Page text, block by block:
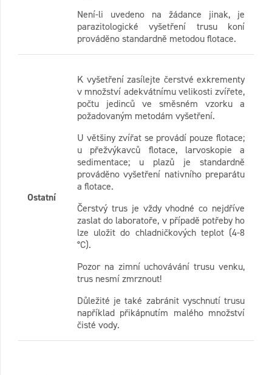
Není-li uvedeno na žádance jinak, je
parazitologické vyšetření trusu koní
prováděno standardně metodou flotace.
Ostatní
K vyšetření zasílejte čerstvé exkrementy
v množství adekvátnímu velikosti zvířete,
počtu jedinců ve směsném vzorku a
požadovaným metodám vyšetření.
U většiny zvířat se provádí pouze flotace;
u přežvýkavců flotace, larvoskopie a
sedimentace; u plazů je standardně
prováděno vyšetření nativního preparátu
a flotace.
Čerstvý trus je vždy vhodné co nejdříve
zaslat do laboratoře, v případě potřeby ho
lze uložit do chladničkových teplot (4-8
°C).
Pozor na zimní uchovávání trusu venku,
trus nesmí zmrznout!
Důležité je také zabránit vyschnutí trusu
například přikápnutím malého množství
čisté vody.